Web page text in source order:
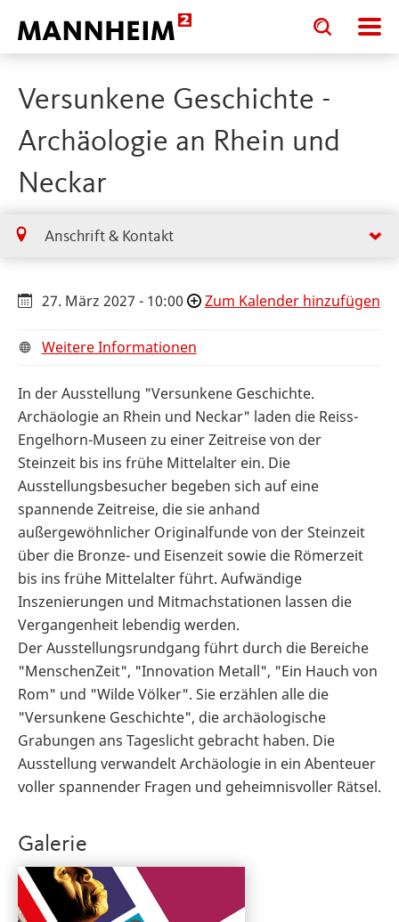
Toggle
search
input
Toggle
search
input
Versunkene Geschichte -
Archäologie an Rhein und
Neckar
Anschrift & Kontakt
27. März 2027 - 10:00 Zum Kalender hinzufügen
Weitere Informationen
In der Ausstellung "Versunkene Geschichte.
Archäologie an Rhein und Neckar" laden die Reiss-
Engelhorn-Museen zu einer Zeitreise von der
Steinzeit bis ins frühe Mittelalter ein. Die
Ausstellungsbesucher begeben sich auf eine
spannende Zeitreise, die sie anhand
außergewöhnlicher Originalfunde von der Steinzeit
über die Bronze- und Eisenzeit sowie die Römerzeit
bis ins frühe Mittelalter führt. Aufwändige
Inszenierungen und Mitmachstationen lassen die
Vergangenheit lebendig werden.
Der Ausstellungsrundgang führt durch die Bereiche
"MenschenZeit", "Innovation Metall", "Ein Hauch von
Rom" und "Wilde Völker". Sie erzählen alle die
"Versunkene Geschichte", die archäologische
Grabungen ans Tageslicht gebracht haben. Die
Ausstellung verwandelt Archäologie in ein Abenteuer
voller spannender Fragen und geheimnisvoller Rätsel.
Galerie